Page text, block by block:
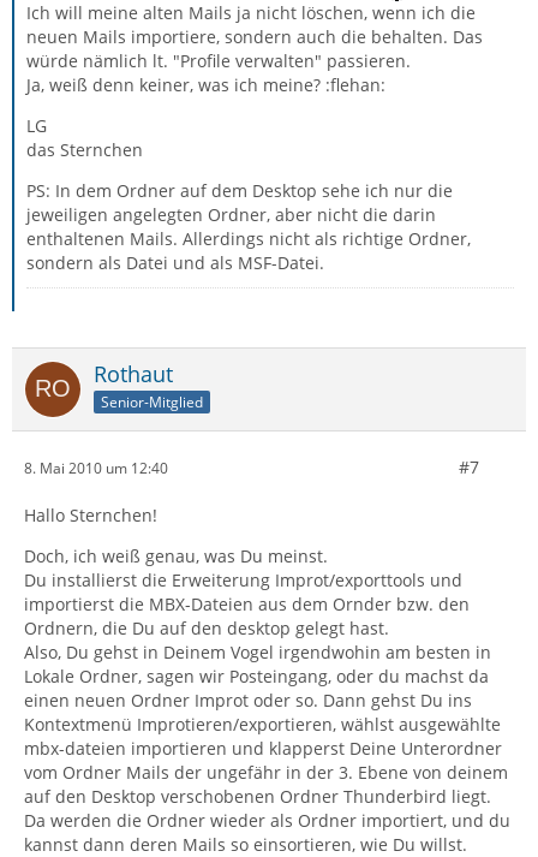
Ich will meine alten Mails ja nicht löschen, wenn ich die
neuen Mails importiere, sondern auch die behalten. Das
würde nämlich lt. "Profile verwalten" passieren.
Ja, weiß denn keiner, was ich meine? :flehan:
LG
das Sternchen
PS: In dem Ordner auf dem Desktop sehe ich nur die
jeweiligen angelegten Ordner, aber nicht die darin
enthaltenen Mails. Allerdings nicht als richtige Ordner,
sondern als Datei und als MSF-Datei.
Rothaut
Senior-Mitglied
8. Mai 2010 um 12:40 #7
Hallo Sternchen!
Doch, ich weiß genau, was Du meinst.
Du installierst die Erweiterung Improt/exporttools und
importierst die MBX-Dateien aus dem Ornder bzw. den
Ordnern, die Du auf den desktop gelegt hast.
Also, Du gehst in Deinem Vogel irgendwohin am besten in
Lokale Ordner, sagen wir Posteingang, oder du machst da
einen neuen Ordner Improt oder so. Dann gehst Du ins
Kontextmenü Improtieren/exportieren, wählst ausgewählte
mbx-dateien importieren und klapperst Deine Unterordner
vom Ordner Mails der ungefähr in der 3. Ebene von deinem
auf den Desktop verschobenen Ordner Thunderbird liegt.
Da werden die Ordner wieder als Ordner importiert, und du
kannst dann deren Mails so einsortieren, wie Du willst.